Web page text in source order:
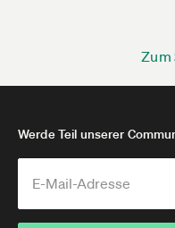
Zum
Werde Teil unserer